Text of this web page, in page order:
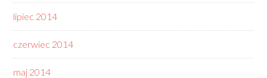
lipiec 2014
czerwiec 2014
maj 2014